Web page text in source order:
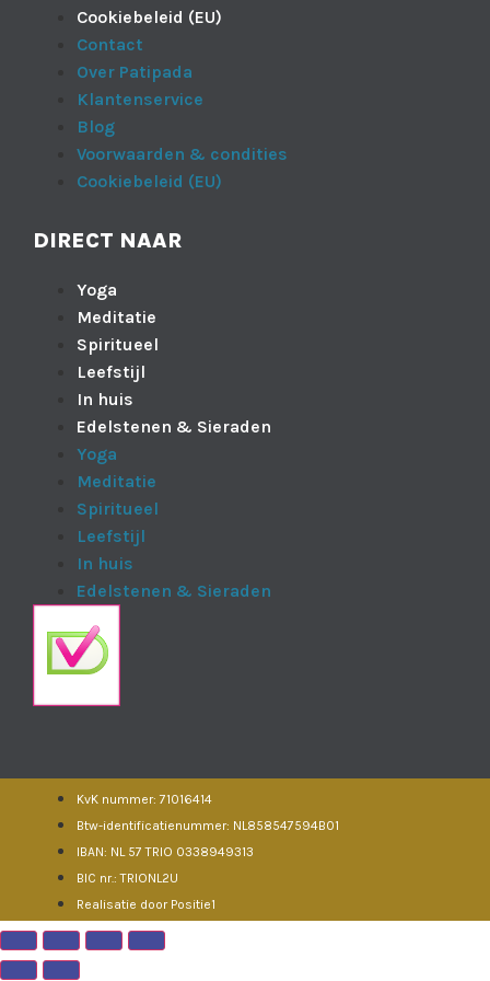
Cookiebeleid (EU)
Contact
Over Patipada
Klantenservice
Blog
Voorwaarden & condities
Cookiebeleid (EU)
DIRECT NAAR
Yoga
Meditatie
Spiritueel
Leefstijl
In huis
Edelstenen & Sieraden
Yoga
Meditatie
Spiritueel
Leefstijl
In huis
Edelstenen & Sieraden
KvK nummer: 71016414
Btw-identificatienummer: NL858547594B01
IBAN: NL 57 TRIO 0338949313
BIC nr.: TRIONL2U
Realisatie door Positie1